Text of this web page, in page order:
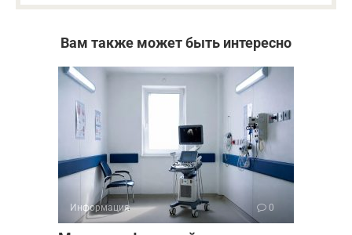
Вам также может быть интересно
Информация 0